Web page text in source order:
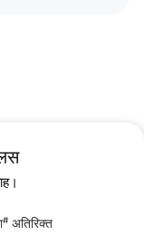
# अतिरिक्त